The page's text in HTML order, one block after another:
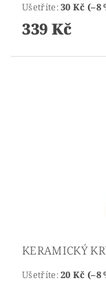
Ušetříte:30 Kč (–8
339 Kč
KERAMICKÝ
Ušetříte:20 Kč (–8